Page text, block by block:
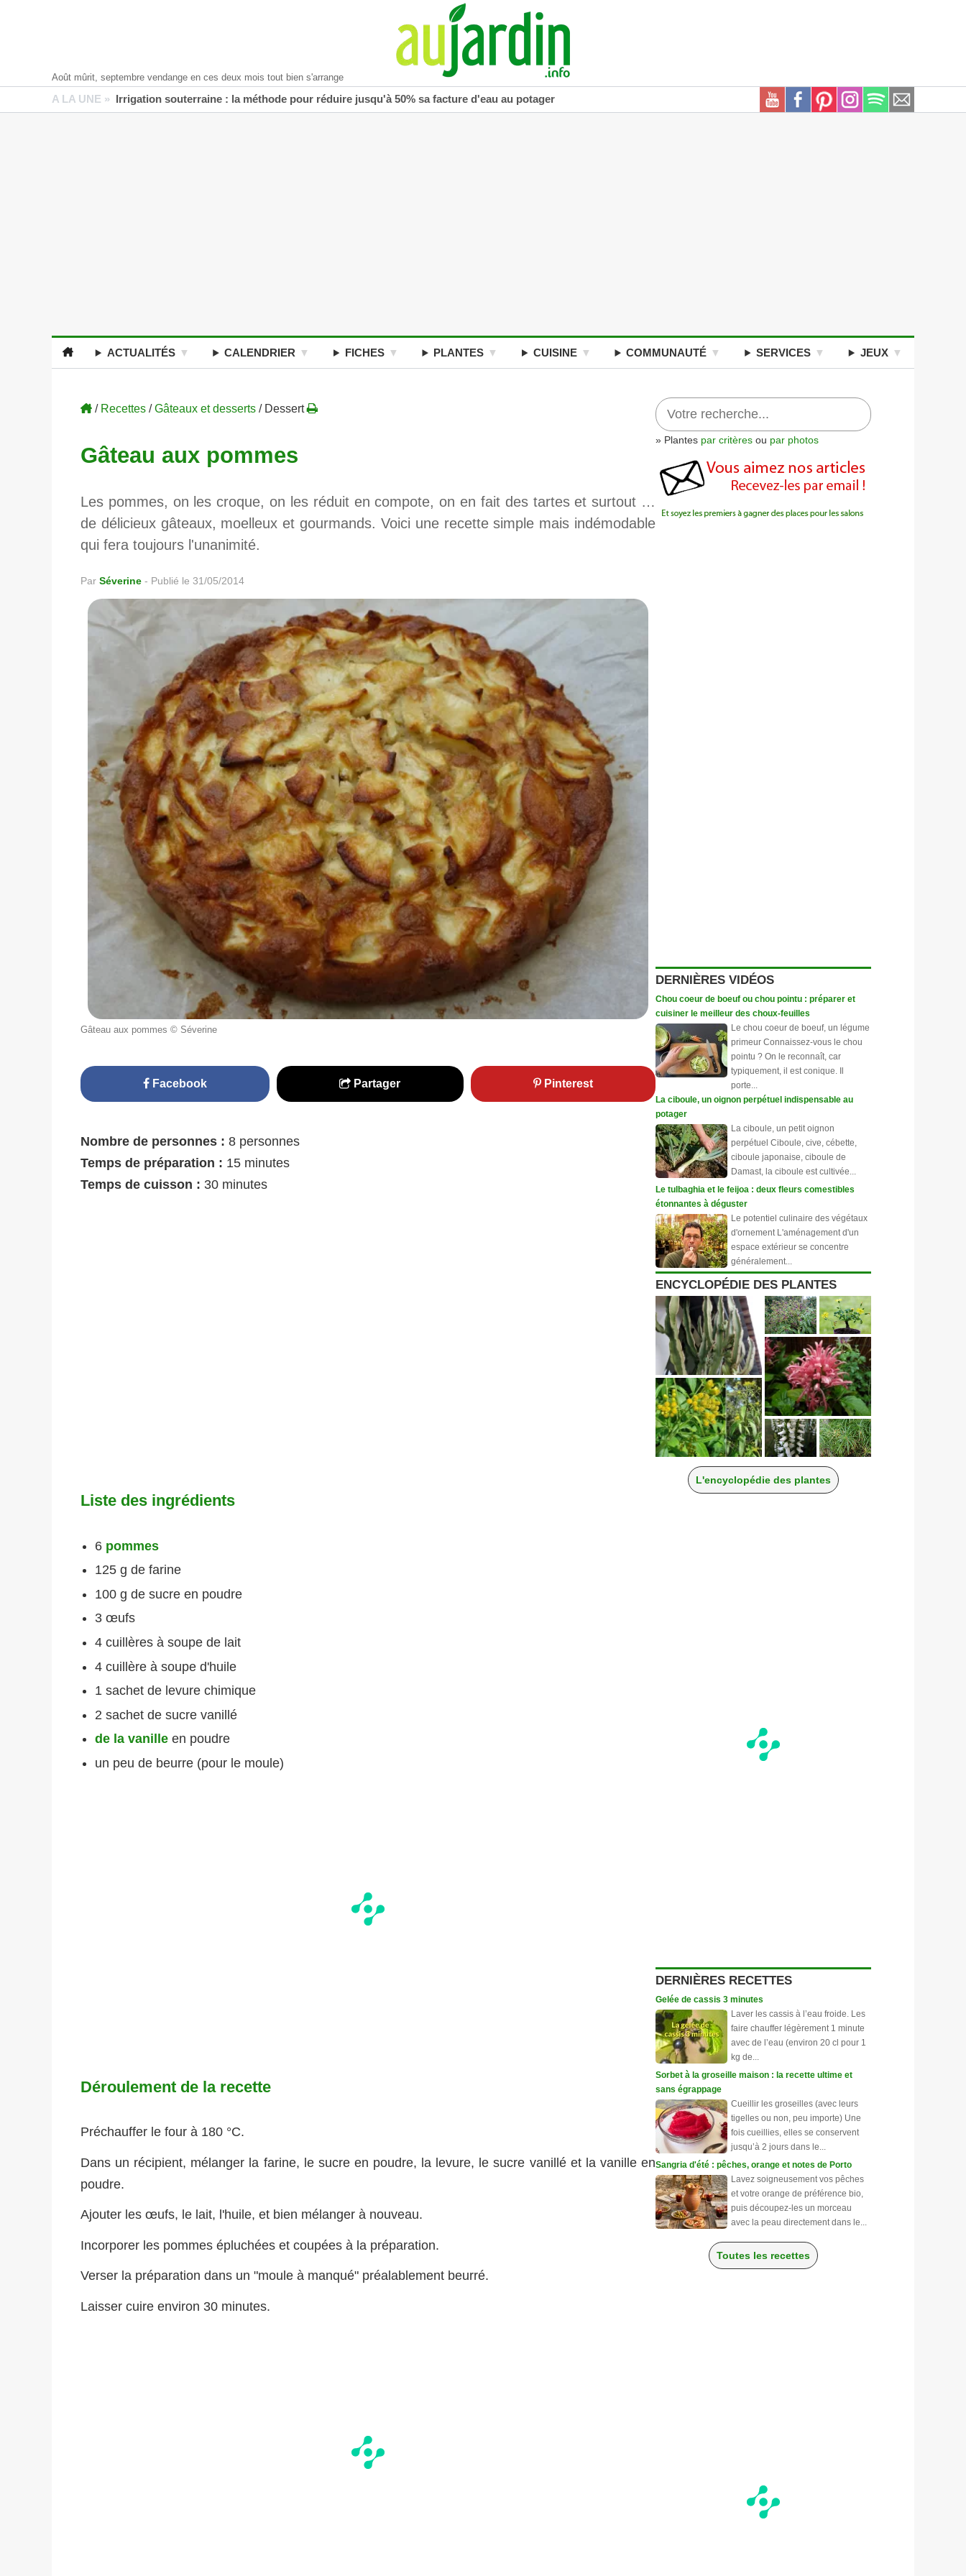
Août mûrit, septembre vendange en ces deux mois tout bien s'arrange
A LA UNE » Irrigation souterraine : la méthode pour réduire jusqu'à 50% sa facture d'eau au potager
ACTUALITÉS CALENDRIER FICHES PLANTES CUISINE COMMUNAUTÉ SERVICES JEUX
/ Recettes /Gâteaux et desserts / Dessert
Gâteau aux pommes
Les pommes, on les croque, on les réduit en compote, on en fait des tartes et surtout …
de délicieux gâteaux, moelleux et gourmands. Voici une recette simple mais indémodable
qui fera toujours l'unanimité.
Par Séverine - Publié le 31/05/2014
Gâteau aux pommes © Séverine
Facebook Partager Pinterest
Nombre de personnes : 8 personnes
Temps de préparation : 15 minutes
Temps de cuisson : 30 minutes
Liste des ingrédients
6 pommes
125 g de farine
100 g de sucre en poudre
3 œufs
4 cuillères à soupe de lait
4 cuillère à soupe d'huile
1 sachet de levure chimique
2 sachet de sucre vanillé
de la vanilleen poudre
un peu de beurre (pour le moule)
Déroulement de la recette
Préchauffer le four à 180 °C.
Dans un récipient, mélanger la farine, le sucre en poudre, la levure, le sucre vanillé et la vanille en
poudre.
Ajouter les œufs, le lait, l'huile, et bien mélanger à nouveau.
Incorporer les pommes épluchées et coupées à la préparation.
Verser la préparation dans un "moule à manqué" préalablement beurré.
Laisser cuire environ 30 minutes.
» Plantes par critères ou par photos
DERNIÈRES VIDÉOS
Chou coeur de boeuf ou chou pointu : préparer et
cuisiner le meilleur des choux-feuilles
Le chou coeur de boeuf, un légume
primeur Connaissez-vous le chou
pointu ? On le reconnaît, car
typiquement, il est conique. Il
porte...
La ciboule, un oignon perpétuel indispensable au
potager
La ciboule, un petit oignon
perpétuel Ciboule, cive, cébette,
ciboule japonaise, ciboule de
Damast, la ciboule est cultivée...
Le tulbaghia et le feijoa : deux fleurs comestibles
étonnantes à déguster
Le potentiel culinaire des végétaux
d'ornement L'aménagement d'un
espace extérieur se concentre
généralement...
ENCYCLOPÉDIE DES PLANTES
L'encyclopédie des plantes
DERNIÈRES RECETTES
Gelée de cassis 3 minutes
Laver les cassis à l’eau froide. Les
faire chauffer légèrement 1 minute
avec de l’eau (environ 20 cl pour 1
kg de...
Sorbet à la groseille maison : la recette ultime et
sans égrappage
Cueillir les groseilles (avec leurs
tigelles ou non, peu importe) Une
fois cueillies, elles se conservent
jusqu’à 2 jours dans le...
Sangria d'été : pêches, orange et notes de Porto
Lavez soigneusement vos pêches
et votre orange de préférence bio,
puis découpez-les un morceau
avec la peau directement dans le...
Toutes les recettes